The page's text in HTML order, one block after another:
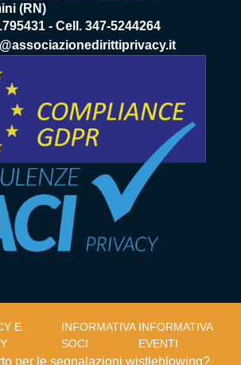
(RN)
- Cell. 347-5244264
E
INFORMATIVA
SOCI
INFORMATIVA
EVENTI
per le segnalazioni wistleblowing?